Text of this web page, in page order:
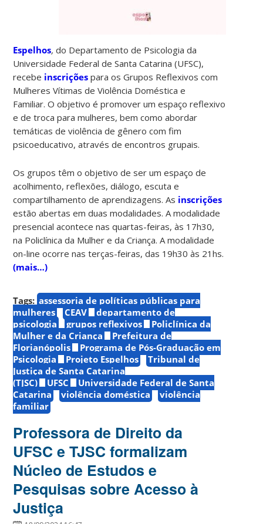
Espelhos, do Departamento de Psicologia da
Universidade Federal de Santa Catarina (UFSC),
recebe inscrições para os Grupos Reflexivos com
Mulheres Vítimas de Violência Doméstica e
Familiar. O objetivo é promover um espaço reflexivo
e de troca para mulheres, bem como abordar
temáticas de violência de gênero com fim
psicoeducativo, através de encontros grupais.
Os grupos têm o objetivo de ser um espaço de
acolhimento, reflexões, diálogo, escuta e
compartilhamento de aprendizagens. As inscrições
estão abertas em duas modalidades. A modalidade
presencial acontece nas quartas-feiras, às 17h30,
na Policlínica da Mulher e da Criança. A modalidade
on-line ocorre nas terças-feiras, das 19h30 às 21hs.
(mais…)
Tags: assessoria de políticas públicas para
mulheres
CEAV
departamento de
psicologia
grupos reflexivos
Policlínica da
Mulher e da Criança
Prefeitura de
Florianópolis
Programa de Pós-Graduação em
Psicologia
Projeto Espelhos
Tribunal de
Justiça de Santa Catarina
(TJSC)
UFSC
Universidade Federal de Santa
Catarina
violência doméstica
violência
familiar
Professora de Direito da
UFSC e TJSC formalizam
Núcleo de Estudos e
Pesquisas sobre Acesso à
Justiça